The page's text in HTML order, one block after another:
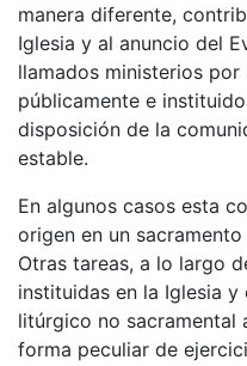
manera diferente,
Iglesia y al anuncio del
llamados ministerios
públicamente e
disposición de la
estable.
En algunos casos esta
origen en un
Otras tareas, a lo largo
instituidas en la Iglesia
litúrgico no sacramental
forma peculiar de